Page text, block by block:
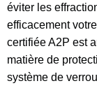
éviter les
efficacement
certifiée A2P est
matière de
système de